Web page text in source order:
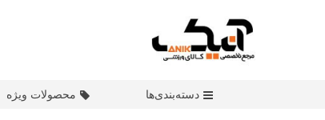
دسته‌بندی‌ها محصولات ویژه